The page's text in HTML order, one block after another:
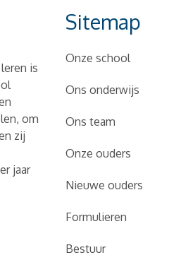
is
om
zij
jaar
Sitemap
Onze school
Ons onderwijs
Ons team
Onze ouders
Nieuwe ouders
Formulieren
Bestuur